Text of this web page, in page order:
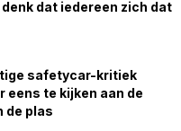
dat iedereen zich dat
safetycar-kritiek
eens te kijken aan de
de plas